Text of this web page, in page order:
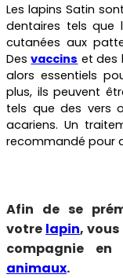
Les lapins Satin
dentaires tels que
cutanées aux
Desvaccins et des
alors essentiels
plus, ils peuvent
tels que des vers
acariens. Un
recommandé pour
Afin de se
votre lapin,
compagnie
animaux.